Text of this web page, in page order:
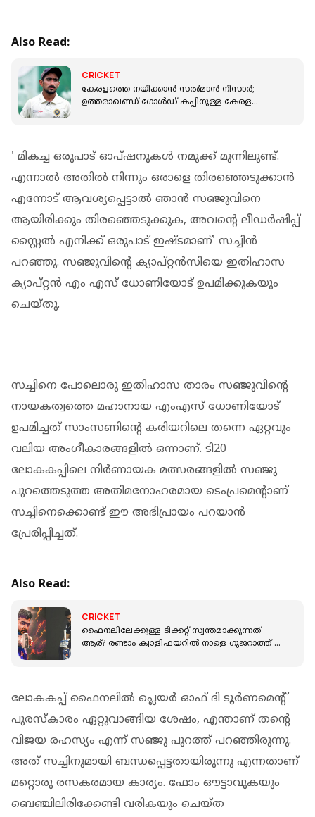
Also Read:
CRICKET
കേരളത്തെ നയിക്കാൻ സൽമാൻ നിസാർ;
ഉത്തരാഖണ്ഡ് ഗോൾഡ് കപ്പിനുള്ള കേരള
' മികച്ച ഒരുപാട് ഓപ്ഷനുകൾ നമുക്ക് മുന്നിലുണ്ട്.
എന്നാൽ അതിൽ നിന്നും ഒരാളെ തിരഞ്ഞെടുക്കാൻ
എന്നോട് ആവശ്യപ്പെട്ടാൽ ഞാൻ സഞ്ജുവിനെ
ആയിരിക്കും തിരഞ്ഞെടുക്കുക, അവന്റെ ലീഡർഷിപ്പ്
സ്റ്റൈൽ എനിക്ക് ഒരുപാട് ഇഷ്ടമാണ്' സച്ചിൻ
പറഞ്ഞു. സഞ്ജുവിന്റെ ക്യാപ്റ്റൻസിയെ ഇതിഹാസ
ക്യാപ്റ്റൻ എം എസ് ധോണിയോട് ഉപമിക്കുകയും
ചെയ്തു.
സച്ചിനെ പോലൊരു ഇതിഹാസ താരം സഞ്ജുവിന്റെ
നായകത്വത്തെ മഹാനായ എംഎസ് ധോണിയോട്
ഉപമിച്ചത് സാംസണിന്റെ കരിയറിലെ തന്നെ ഏറ്റവും
വലിയ അംഗീകാരങ്ങളിൽ ഒന്നാണ്. ടി20
ലോകകപ്പിലെ നിർണായക മത്സരങ്ങളിൽ സഞ്ജു
പുറത്തെടുത്ത അതിമനോഹരമായ ടെംപ്രമെന്റാണ്
സച്ചിനെക്കൊണ്ട് ഈ അഭിപ്രായം പറയാൻ
പ്രേരിപ്പിച്ചത്.
Also Read:
CRICKET
ഫൈനലിലേക്കുള്ള ടിക്കറ്റ് സ്വന്തമാക്കുന്നത്
ആര്? രണ്ടാം ക്വാളിഫയറിൽ നാളെ ഗുജറാത്ത് -
ലോകകപ്പ് ഫൈനലിൽ പ്ലെയർ ഓഫ് ദി ടൂർണമെന്റ്
പുരസ്കാരം ഏറ്റുവാങ്ങിയ ശേഷം, എന്താണ് തന്റെ
വിജയ രഹസ്യം എന്ന് സഞ്ജു പുറത്ത് പറഞ്ഞിരുന്നു.
അത് സച്ചിനുമായി ബന്ധപ്പെട്ടതായിരുന്നു എന്നതാണ്
മറ്റൊരു രസകരമായ കാര്യം. ഫോം ഔട്ടാവുകയും
ബെഞ്ചിലിരിക്കേണ്ടി വരികയും ചെയ്ത